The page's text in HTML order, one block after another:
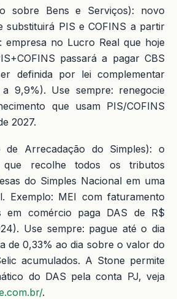
sobre Bens e Serviços): novo
substituirá PIS e COFINS a partir
empresa no Lucro Real que hoje
passará a pagar CBS
definida por lei complementar
a 9,9%). Use sempre: renegocie
que usam PIS/COFINS
2027.
de Arrecadação do Simples): o
que recolhe todos os tributos
do Simples Nacional em uma
Exemplo: MEI com faturamento
em comércio paga DAS de R$
Use sempre: pague até o dia
de 0,33% ao dia sobre o valor do
acumulados. A Stone permite
do DAS pela conta PJ, veja
.